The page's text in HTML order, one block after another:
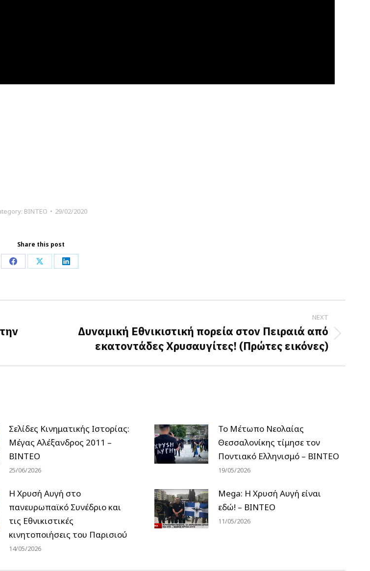
ΒΙΝΤΕΟ 29/02/2020
Share this post
Share
Facebook
Share
X
Share
LinkedIn
NEXT
Δυναμική Εθνικιστική πορεία στον Πειραιά από
εκατοντάδες Χρυσαυγίτες! (Πρώτες εικόνες)
Σελίδες Κινηματικής Ιστορίας:
Μέγας Αλέξανδρος 2011 –
ΒΙΝΤΕΟ
25/06/2026
Το Μέτωπο Νεολαίας
Θεσσαλονίκης τίμησε τον
Ποντιακό Ελληνισμό – ΒΙΝΤΕΟ
19/05/2026
Η Χρυσή Αυγή στο
πανευρωπαϊκό Συνέδριο και
τις Εθνικιστικές
κινητοποιήσεις του Παρισιού
14/05/2026
Mega: Η Χρυσή Αυγή είναι
εδώ! – ΒΙΝΤΕΟ
11/05/2026